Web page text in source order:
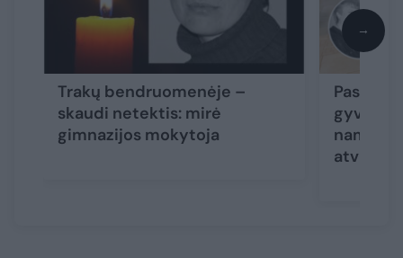
Trakų bendruomenėje –
skaudi netektis: mirė
gimnazijos mokytoja
namus
atvirai
→